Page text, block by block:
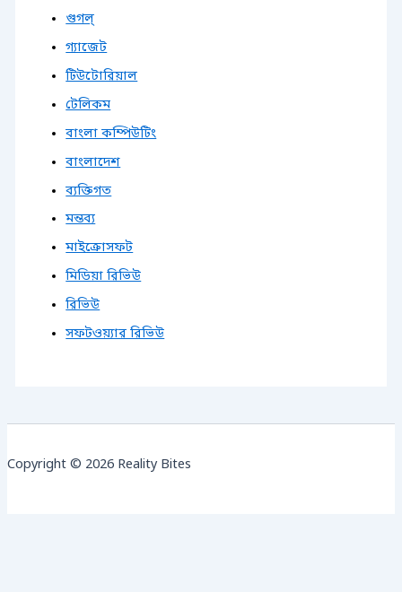
গুগল্
গ্যাজেট
টিউটোরিয়াল
টেলিকম
বাংলা কম্পিউটিং
বাংলাদেশ
ব্যক্তিগত
মন্তব্য
মাইক্রোসফট
মিডিয়া রিভিউ
রিভিউ
সফটওয়্যার রিভিউ
Copyright © 2026 Reality Bites